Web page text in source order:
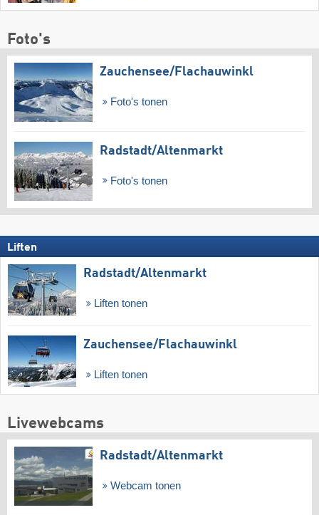
Foto's
Zauchensee/​Flachauwinkl
Foto's tonen
Radstadt/​Altenmarkt
Foto's tonen
Liften
Radstadt/​Altenmarkt
Liften tonen
Zauchensee/​Flachauwinkl
Liften tonen
Livewebcams
Radstadt/​Altenmarkt
Webcam tonen